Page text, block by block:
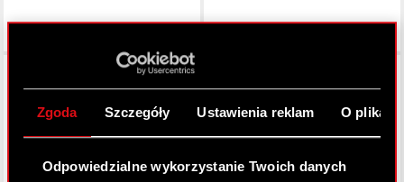
Zgoda Szczegóły Ustawienia reklam O
Odpowiedzialne wykorzystanie Twoich danych